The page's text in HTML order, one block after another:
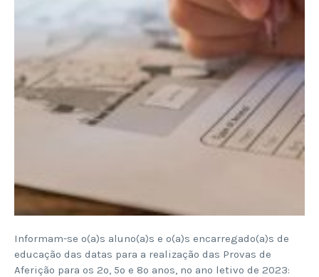
Informam-se o(a)s aluno(a)s e o(a)s encarregado(a)s de
educação das datas para a realização das Provas de
Aferição para os 2º, 5º e 8º anos, no ano letivo de 2023: